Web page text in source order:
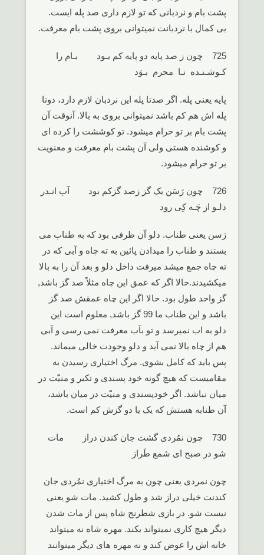
پشت بام و نردبانی که تو لازم داری صد پله ایست.
بی کمال با نردبانت نمیتوانی بروی پشت بام معرفت.
725 چون ز صد پایه دو پایه کم بـود بـام را
کـوشـنـده نـا محرم بـوَد
پایه یعنی پله. اگر صدتا پله این نردبان لازم دارد، دوتا
پله اش هم کم باشد نمیتوانی بروی به بالا. آنوقت آن
پشت بام بر تو حرام میشود. تو کوششت را کرده ای
و کوشنده هستی ولی آن پشت بام معرفت و معنویت
بر تو حرام میشود.
726 چون رَسَن یک گز زصد گزکم بود آب انـدر
دلـو از چَـه کِی رود
رَسن یعنی طناب. دلو آن ظرفی بود که به طناب می
بستند و طناب را میدادن پائین به ته چاه و آبی که در
ته چاه جمع میشد میرفت داخل دلو و بعد آن را به بالا
میکشیدند.حالا اگر که عمق این چاه مثلاً صد گز باشد,
گز واحد طول بود. حالا اگر این چاه عمقش صد گز
باشد و این طناب ما 99 گز باشد, معلوم است این
دلو به اب نمیرسد و تو بآب معرفت نمی رسی و آبی
هم از چاه بالا نمی آید و دلو وجودت خالی میماند.
پس باید که کامل بشوی. مرگ اختیاری رسیدن به
مقامیست که هیچ گونه خود پسندی و تکبر و منیّت در
میان نباشد. اگر خودپسندی و منیّت در میان باشد،
آن طنابه هستش که یک یا دو گزش کم است.
730 چون نمُردی گشت جان کندن دراز مات
شو در صبح ای شمع طَراز
چون نمردی یعنی چون به مرگ اختیاری نمُردی جان
کندنت خیلی دراز شد و طول کشید. مات شو یعنی
نیست شو. در بازی شطرنج شاه پس از مات شدن
دیگر هیچ کاری نمیتواند بکند. مهره شاه نه میتواند
خانه اش را عوض کند و نه مهره های دیگر میتوانند